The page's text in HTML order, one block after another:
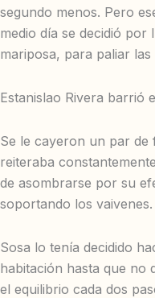
segundo menos. Pero
medio día se decidió por
mariposa, para paliar
Estanislao Rivera barrió
Se le cayeron un par de
reiteraba constantemente
de asombrarse por su
soportando los vaivenes.
Sosa lo tenía decidido
habitación hasta que no
el equilibrio cada dos